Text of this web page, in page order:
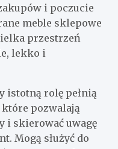
i poczucie
meble sklepowe
przestrzeń
lekko i
istotną rolę pełnią
pozwalają
i skierować uwagę
Mogą służyć do